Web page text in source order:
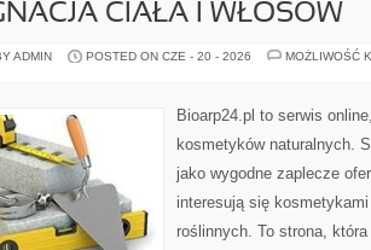
CIAŁA I WŁOSÓW
ADMIN POSTED ON CZE - 20 - 2026
MOŻLIWOŚĆ
Bioarp24.pl to serwis
kosmetyków naturalnych.
jako wygodne zaplecze
interesują się
roślinnych. To strona,